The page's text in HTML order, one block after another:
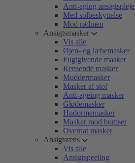
Anti-aging ansigtspleje
Med solbeskyttelse
Mod rødmen
Ansigtsmasker
Vis alle
Øjen- og læbemasker
Fugtgivende masker
Rensende masker
Muddermasker
Masker af stof
Anti-ageing masker
Glødemasker
Hudormemasker
Masker mod bumser
Overnat masker
Ansigtsrens
Vis alle
Ansigtspeeling